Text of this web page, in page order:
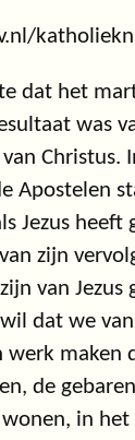
dat het
was
Christus.
Apostelen
Jezus heeft
zijn
van Jezus
dat we
maken
de
in het